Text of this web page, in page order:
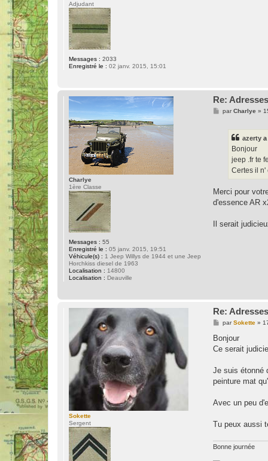
Adjudant
Messages : 2033
Enregistré le : 02 janv. 2015, 15:01
Charlye
1ère Classe
Messages : 55
Enregistré le : 05 janv. 2015, 19:51
Véhicule(s) : 1 Jeep Willys de 1944 et une Jeep
Horchkiss diesel de 1963
Localisation : 14800
Localisation : Deauville
Re:
MparCharlye »
azerty
Bonjour
jeep .fr te
Certes il n'
Merci pour
d'essence AR
Il serait
Sokette
Sergent
Re:
M
s
a
parSokette»
Bonjour
Ce serait
Je suis étonné
peinture mat
Avec un peu
Tu peux aussi
Bonne journée